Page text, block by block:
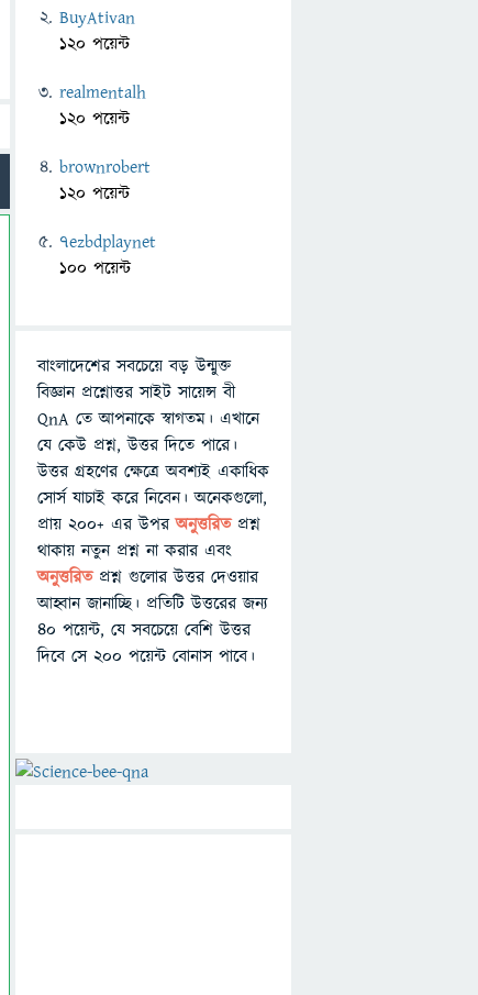
BuyAtivan
120 পয়েন্ট
realmentalh
120 পয়েন্ট
brownrobert
120 পয়েন্ট
7ezbdplaynet
100 পয়েন্ট
বাংলাদেশের সবচেয়ে বড় উন্মুক্ত
বিজ্ঞান প্রশ্নোত্তর সাইট সায়েন্স বী
QnA তে আপনাকে স্বাগতম। এখানে
যে কেউ প্রশ্ন, উত্তর দিতে পারে।
উত্তর গ্রহণের ক্ষেত্রে অবশ্যই একাধিক
সোর্স যাচাই করে নিবেন। অনেকগুলো,
প্রায় ২০০+ এর উপরঅনুত্তরিতপ্রশ্ন
থাকায় নতুন প্রশ্ন না করার এবং
অনুত্তরিত প্রশ্ন গুলোর উত্তর দেওয়ার
আহ্বান জানাচ্ছি। প্রতিটি উত্তরের জন্য
৪০ পয়েন্ট, যে সবচেয়ে বেশি উত্তর
দিবে সে ২০০ পয়েন্ট বোনাস পাবে।